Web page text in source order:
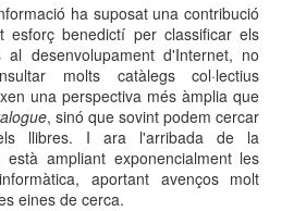
ha suposat una contribució
esforç benedictí per classificar els
al desenvolupament d'Internet, no
molts catàlegs col·lectius
una perspectiva més àmplia que
, sinó que sovint podem cercar
llibres. I ara l'arribada de la
està ampliant exponencialment les
aportant avenços molt
eines de cerca.